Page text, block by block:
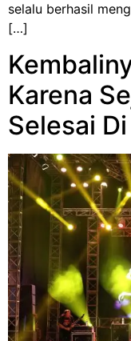
selalu berhasil
[…]
Karena
Selesai